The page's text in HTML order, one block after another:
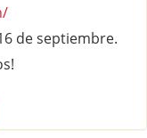
de septiembre.